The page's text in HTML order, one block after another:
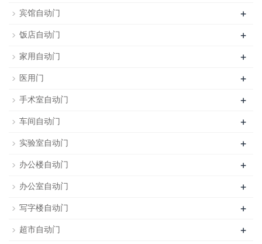
宾馆自动门 +
饭店自动门 +
家用自动门 +
医用门 +
手术室自动门 +
车间自动门 +
实验室自动门 +
办公楼自动门 +
办公室自动门 +
写字楼自动门 +
超市自动门 +